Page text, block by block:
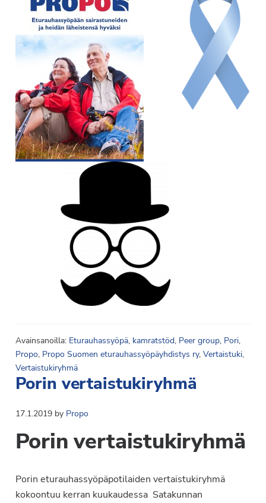
Avainsanoilla: Eturauhassyöpä, kamratstöd, Peer group, Pori,
Propo, Propo Suomen eturauhassyöpäyhdistys ry, Vertaistuki,
Vertaistukiryhmä
Porin vertaistukiryhmä
17.1.2019by Propo
Porin vertaistukiryhmä
Porin eturauhassyöpäpotilaiden vertaistukiryhmä
kokoontuu kerran kuukaudessa Satakunnan